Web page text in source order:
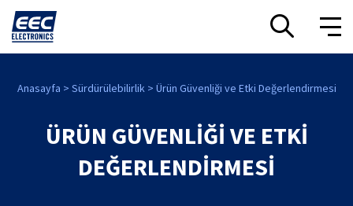
Anasayfa Sürdürülebilirlik Ürün Güvenliği ve Etki Değerlendirmesi
ÜRÜN GÜVENLİĞİ VE ETKİ
DEĞERLENDİRMESİ